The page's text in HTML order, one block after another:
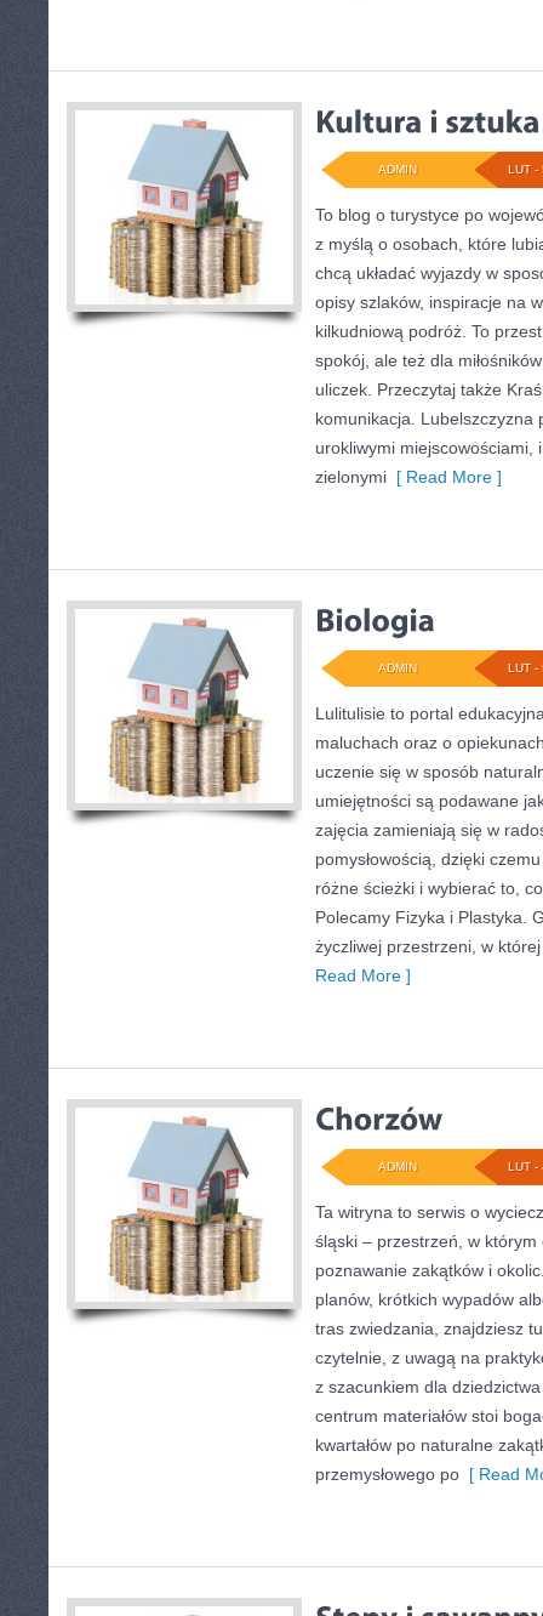
LUT -
ADMIN
To blog o turystyce po
z myślą o osobach, które
chcą układać wyjazdy w
opisy szlaków, inspiracje na
kilkudniową podróż. To
spokój, ale też dla
uliczek. Przeczytaj także
komunikacja. Lubelszczyzna
urokliwymi miejscowościami,
zielonymi [ Read More ]
LUT -
ADMIN
Lulitulisie to portal
maluchach oraz o
uczenie się w sposób
umiejętności są podawane
zajęcia zamieniają się w
pomysłowością, dzięki
różne ścieżki i wybierać to,
Polecamy Fizyka i Plastyka.
życzliwej przestrzeni, w
Read More ]
LUT -
ADMIN
Ta witryna to serwis o
śląski – przestrzeń, w
poznawanie zakątków i
planów, krótkich wypadów
tras zwiedzania, znajdziesz
czytelnie, z uwagą na
z szacunkiem dla
centrum materiałów stoi
kwartałów po naturalne
przemysłowego po [ Read